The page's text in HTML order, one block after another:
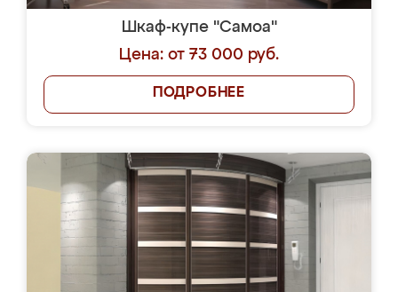
Шкаф-купе "Самоа"
Цена: от 73 000 руб.
ПОДРОБНЕЕ